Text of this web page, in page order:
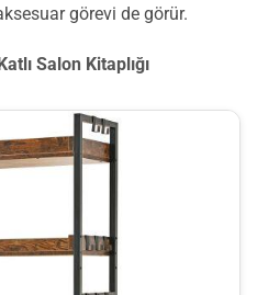
görevi de görür.
Salon Kitaplığı